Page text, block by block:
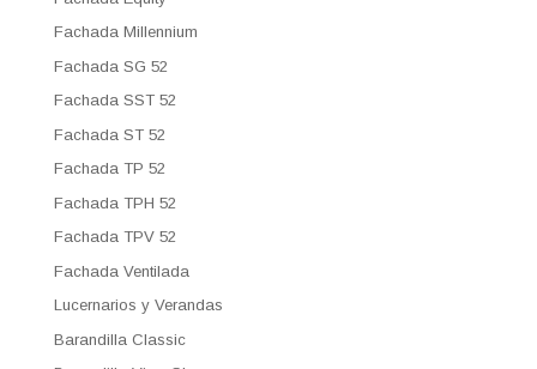
Fachada Millennium
Fachada SG 52
Fachada SST 52
Fachada ST 52
Fachada TP 52
Fachada TPH 52
Fachada TPV 52
Fachada Ventilada
Lucernarios y Verandas
Barandilla Classic